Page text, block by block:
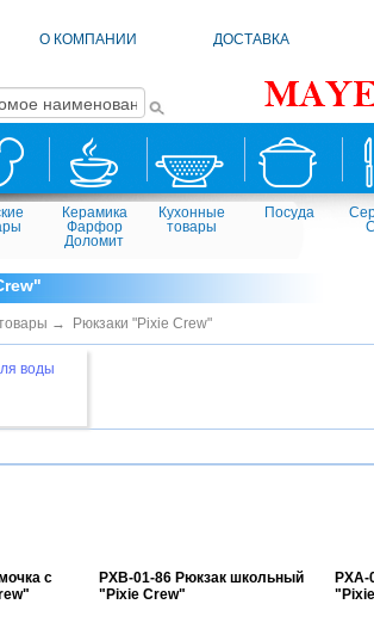
О КОМПАНИИ ДОСТАВКА
Керамика
Фарфор
Доломит
Кухонные
товары
Посуда
→ Рюкзаки "Pixie Crew"
воды
с
PXB-01-86 Рюкзак школьный
"Pixie Crew"